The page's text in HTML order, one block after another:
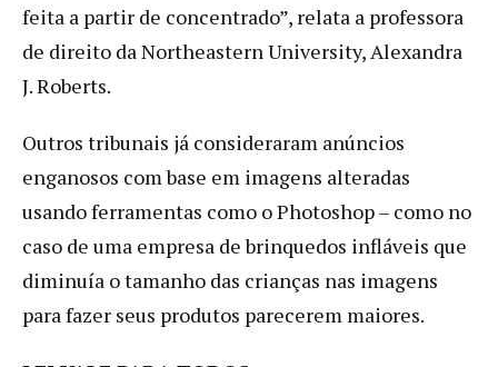
feita a partir de concentrado”, relata a professora
de direito da Northeastern University, Alexandra
J. Roberts.
Outros tribunais já consideraram anúncios
enganosos com base em imagens alteradas
usando ferramentas como o Photoshop – como no
caso de uma empresa de brinquedos infláveis que
diminuía o tamanho das crianças nas imagens
para fazer seus produtos parecerem maiores.